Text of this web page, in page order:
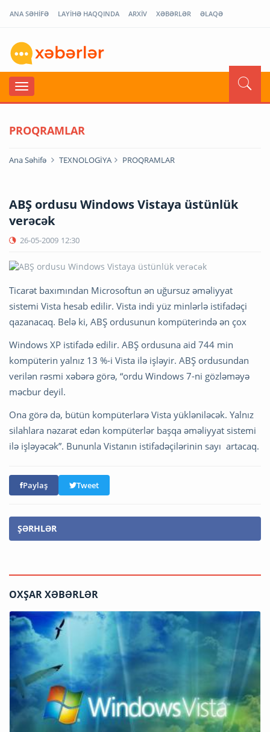
ANA SƏHİFƏ LAYİHƏ HAQQINDA ARXİV XƏBƏRLƏR ƏLAQƏ
PROQRAMLAR
Ana Səhifə TEXNOLOGİYA PROQRAMLAR
ABŞ ordusu Windows Vistaya üstünlük
verəcək
26-05-2009 12:30
Ticarət baxımından Microsoftun ən uğursuz əməliyyat
sistemi Vista hesab edilir. Vista indi yüz minlərlə istifadəçi
qazanacaq. Belə ki, ABŞ ordusunun kompüterində ən çox
Windows XP istifadə edilir. ABŞ ordusuna aid 744 min
kompüterin yalnız 13 %-i Vista ilə işləyir. ABŞ ordusundan
verilən rəsmi xəbərə görə, “ordu Windows 7-ni gözləməyə
məcbur deyil.
Ona görə də, bütün kompüterlərə Vista yükləniləcək. Yalnız
silahlara nəzarət edən kompüterlər başqa əməliyyat sistemi
ilə işləyəcək”. Bununla Vistanın istifadəçilərinin sayı artacaq.
Paylaş Tweet
ŞƏRHLƏR
OXŞAR XƏBƏRLƏR